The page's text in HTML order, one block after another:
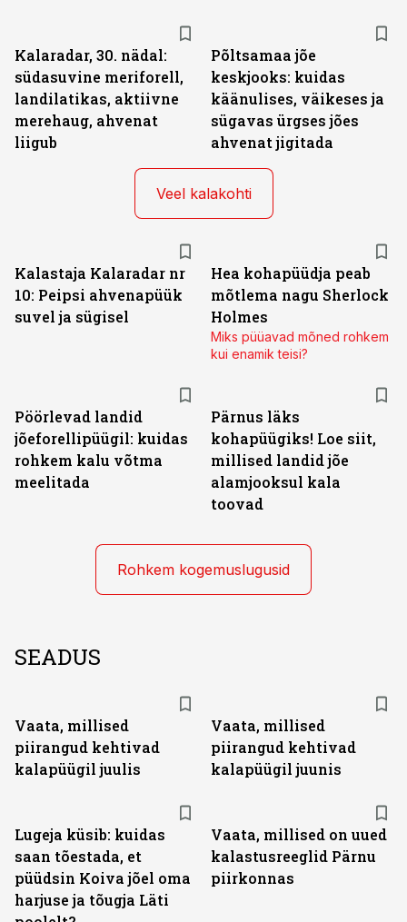
Kalaradar, 30. nädal:
südasuvine meriforell,
landilatikas, aktiivne
merehaug, ahvenat
liigub
Põltsamaa jõe
keskjooks: kuidas
käänulises, väikeses ja
sügavas ürgses jões
ahvenat jigitada
Veel kalakohti
Kalastaja Kalaradar nr
10: Peipsi ahvenapüük
suvel ja sügisel
Hea kohapüüdja peab
mõtlema nagu Sherlock
Holmes
Miks püüavad mõned rohkem
kui enamik teisi?
Pöörlevad landid
jõeforellipüügil: kuidas
rohkem kalu võtma
meelitada
Pärnus läks
kohapüügiks! Loe siit,
millised landid jõe
alamjooksul kala
toovad
Rohkem kogemuslugusid
SEADUS
Vaata, millised
piirangud kehtivad
kalapüügil juulis
Vaata, millised
piirangud kehtivad
kalapüügil juunis
Lugeja küsib: kuidas
saan tõestada, et
püüdsin Koiva jõel oma
harjuse ja tõugja Läti
Vaata, millised on uued
kalastusreeglid Pärnu
piirkonnas